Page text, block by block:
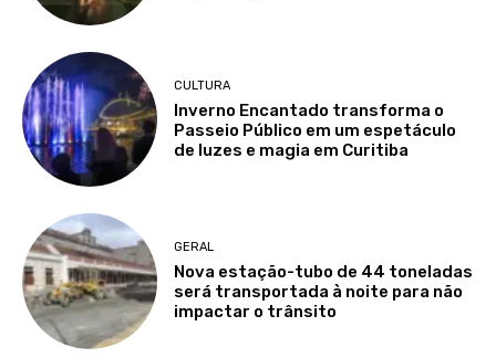
CULTURA
Inverno Encantado transforma o
Passeio Público em um espetáculo
de luzes e magia em Curitiba
GERAL
Nova estação-tubo de 44 toneladas
será transportada à noite para não
impactar o trânsito